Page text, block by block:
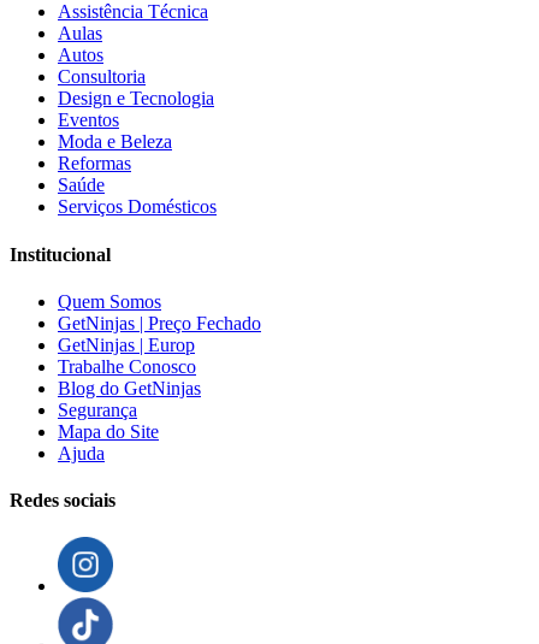
Assistência Técnica
Aulas
Autos
Consultoria
Design e Tecnologia
Eventos
Moda e Beleza
Reformas
Saúde
Serviços Domésticos
Institucional
Quem Somos
GetNinjas | Preço Fechado
GetNinjas | Europ
Trabalhe Conosco
Blog do GetNinjas
Segurança
Mapa do Site
Ajuda
Redes sociais